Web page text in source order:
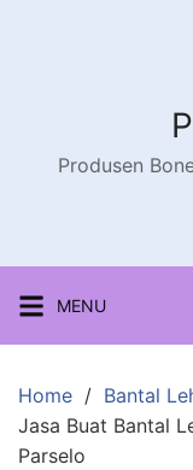
Produsen
MENU
Home
Bantal
Jasa Buat Bantal
Parselo